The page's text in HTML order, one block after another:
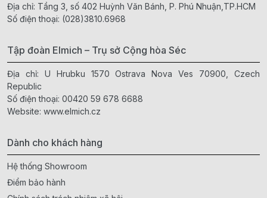
Địa chỉ: Tầng 3, số 402 Huỳnh Văn Bánh, P. Phú Nhuận,TP.HCM
Số điện thoại: (028)3810.6968
Tập đoàn Elmich – Trụ sở Cộng hòa Séc
Địa chỉ: U Hrubku 1570 Ostrava Nova Ves 70900, Czech
Republic
Số điện thoại: 00420 59 678 6688
Website: www.elmich.cz
Dành cho khách hàng
Hệ thống Showroom
Điểm bảo hành